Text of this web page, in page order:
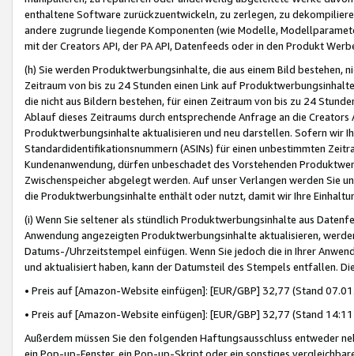
enthaltene Software zurückzuentwickeln, zu zerlegen, zu
andere zugrunde liegende Komponenten (wie Modelle,
mit der Creators API, der PA API, Datenfeeds oder in den Produkt
(h) Sie werden Produktwerbungsinhalte, die aus einem Bild bestehen,
Zeitraum von bis zu 24 Stunden einen Link auf
die nicht aus Bildern bestehen, für einen Zeitraum von bis zu 24
Ablauf dieses Zeitraums durch entsprechende Anfrage an die
Produktwerbungsinhalte aktualisieren und neu darstellen. Sofern wir
Standardidentifikationsnummern (ASINs) für einen unbestimmten
Kundenanwendung, dürfen unbeschadet des Vorstehenden
Zwischenspeicher abgelegt werden. Auf unser Verlangen werden Sie
die Produktwerbungsinhalte enthält oder nutzt, damit wir Ihre
(i) Wenn Sie seltener als stündlich Produktwerbungsinhalte aus
Anwendung angezeigten Produktwerbungsinhalte aktualisieren,
Datums-/Uhrzeitstempel einfügen. Wenn Sie jedoch die in Ihrer
und aktualisiert haben, kann der Datumsteil des Stempels entfallen.
• Preis auf [Amazon-Website einfügen]: [EUR/GBP] 32,77 (Stand
• Preis auf [Amazon-Website einfügen]: [EUR/GBP] 32,77 (Stand
Außerdem müssen Sie den folgenden Haftungsausschluss entweder
ein Pop-up-Fenster, ein Pop-up-Skript oder ein sonstiges